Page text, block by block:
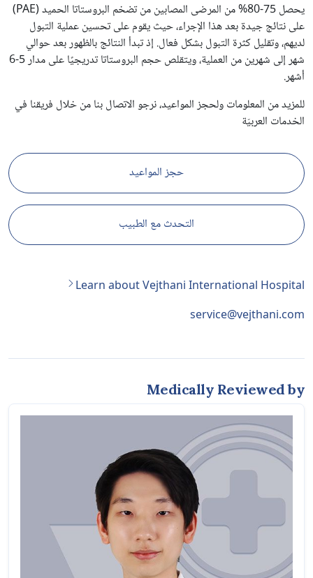
يحصل 75-80% من المرضى المصابين من تضخم البروستاتا الحميد (PAE)
على نتائج جيدة بعد هذا الإجراء، حيث يقوم على تحسين عملية التبول
لديهم، وتقليل كثرة التبول بشكل فعال. إذ تبدأ النتائج بالظهور بعد حوالي
شهر إلى شهرين من العملية، ويتقلص حجم البروستاتا تدريجيًا على مدار 5-6
أشهر.
للمزيد من المعلومات ولحجز المواعيد، نرجو الاتصال بنا من خلال فريقنا في
الخدمات العربيّة
حجز المواعيد
التحدث مع الطبيب
Learn about Vejthani International Hospital
service@vejthani.com
Medically Reviewed by